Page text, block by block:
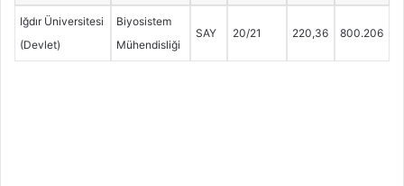
Iğdır Üniversitesi
(Devlet)
Biyosistem
Mühendisliği
SAY 20/21 220,36 800.206